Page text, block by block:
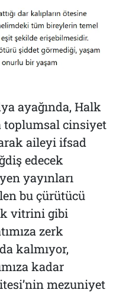
ayağında, Halk
toplumsal cinsiyet
aileyi ifsad
edecek
yayınları
bu çürütücü
vitrini gibi
zerk
kalmıyor,
kadar
mezuniyet